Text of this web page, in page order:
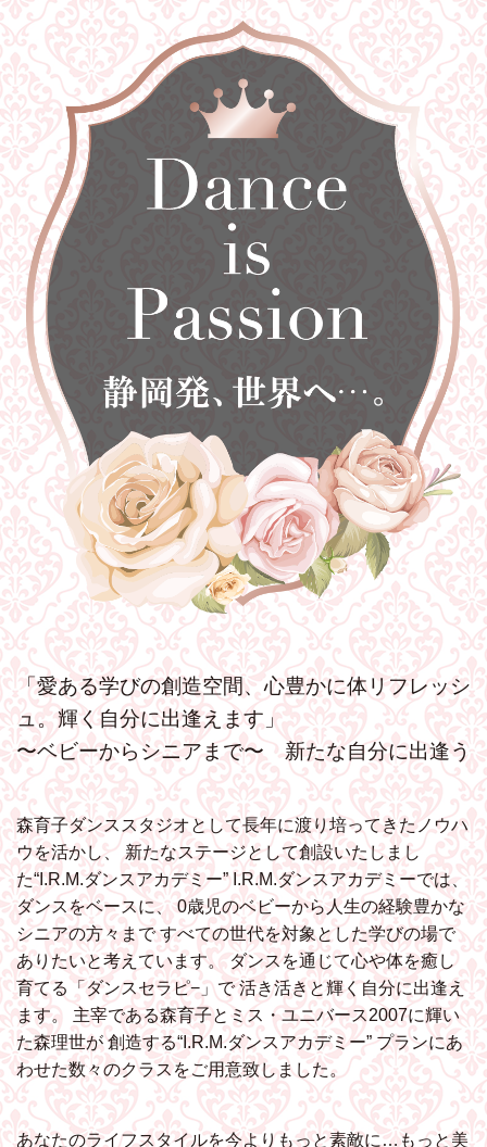
「愛ある学びの創造空間、心豊かに体リフレッシ
ュ。輝く自分に出逢えます」
〜ベビーからシニアまで〜 新たな自分に出逢う
森育子ダンススタジオとして長年に渡り培ってきたノウハ
ウを活かし、 新たなステージとして創設いたしまし
た“I.R.M.ダンスアカデミー”I.R.M.ダンスアカデミーでは、
ダンスをベースに、0歳児のベビーから人生の経験豊かな
シニアの方々まですべての世代を対象とした学びの場で
ありたいと考えています。 ダンスを通じて心や体を癒し
育てる「ダンスセラピ−」で活き活きと輝く自分に出逢え
ます。
主宰である森育子とミス・ユニバース2007に輝い
た森理世が創造する“I.R.M.ダンスアカデミー”プランにあ
わせた数々のクラスをご用意致しました。
あなたのライフスタイルを今よりもっと素敵に…もっと美